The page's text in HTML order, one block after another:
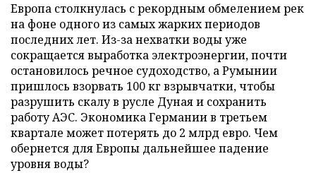
Европа столкнулась с рекордным обмелением рек
на фоне одного из самых жарких периодов
последних лет. Из-за нехватки воды уже
сокращается выработка электроэнергии, почти
остановилось речное судоходство, а Румынии
пришлось взорвать 100 кг взрывчатки, чтобы
разрушить скалу в русле Дуная и сохранить
работу АЭС. Экономика Германии в третьем
квартале может потерять до 2 млрд евро. Чем
обернется для Европы дальнейшее падение
уровня воды?